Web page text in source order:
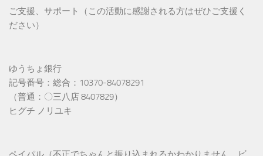
ご支援、サポート（この活動に感謝される方はぜひご支援く
ださい）
ゆうちょ銀行
記号番号：総合：10370-84078291
（普通：〇三八店 8407829）
ヒグチ ノリユキ